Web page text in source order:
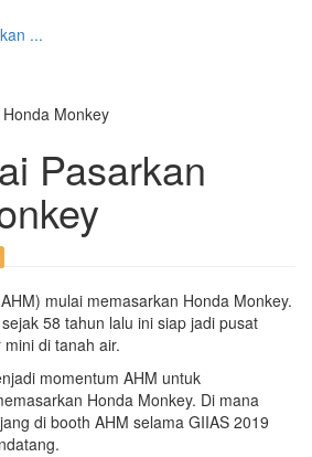
...
Pasarkan
mulai memasarkan Honda Monkey.
58 tahun lalu ini siap jadi pusat
di tanah air.
momentum AHM untuk
Honda Monkey. Di mana
di booth AHM selama GIIAS 2019